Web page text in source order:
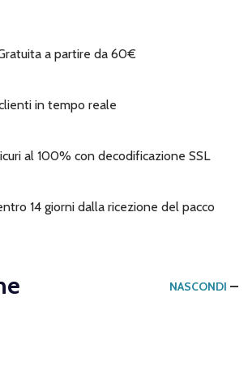
a partire da 60€
in tempo reale
al 100% con decodificazione SSL
14 giorni dalla ricezione del pacco
NASCONDI